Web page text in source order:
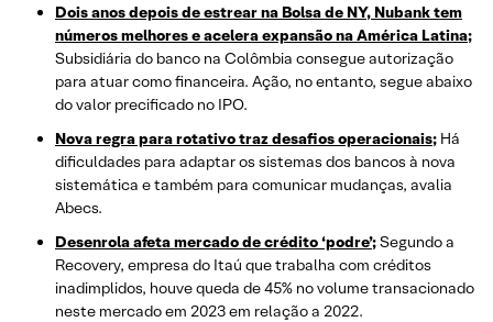
Dois anos depois de estrear na Bolsa de NY, Nubank tem
números melhores e acelera expansão na América Latina;
Subsidiária do banco na Colômbia consegue autorização
para atuar como financeira. Ação, no entanto, segue abaixo
do valor precificado no IPO.
Nova regra para rotativo traz desafios operacionais; Há
dificuldades para adaptar os sistemas dos bancos à nova
sistemática e também para comunicar mudanças, avalia
Abecs.
Desenrola afeta mercado de crédito ‘podre’;Segundo a
Recovery, empresa do Itaú que trabalha com créditos
inadimplidos, houve queda de 45% no volume transacionado
neste mercado em 2023 em relação a 2022.